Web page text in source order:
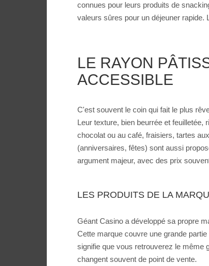
connues pour leurs produits de
valeurs sûres pour un déjeuner rapide.
LE RAYON
ACCESSIBLE
C'est souvent le coin qui fait le plus
Leur texture, bien beurrée et
chocolat ou au café, fraisiers, tartes
(anniversaires, fêtes) sont aussi
argument majeur, avec des prix
LES PRODUITS DE LA
Géant Casino a développé sa propre
Cette marque couvre une grande
signifie que vous retrouverez le même
changent souvent de point de vente.